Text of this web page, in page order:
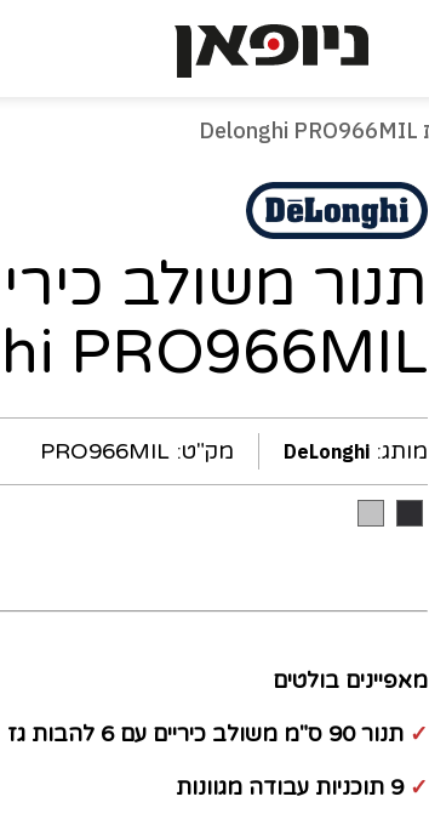
PRO966MIL
מותג: DeLonghi מק"ט: PRO966MIL
מאפיינים בולטים
✓ תנור 90 ס"מ משולב כיריים עם 6 להבות גז
✓9 תוכניות עבודה מגוונות